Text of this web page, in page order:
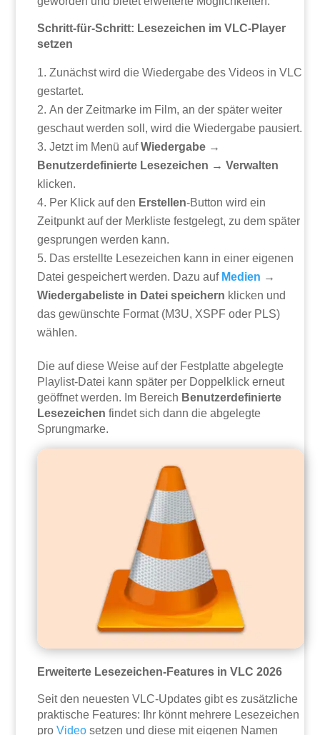
Schritt-für-Schritt: Lesezeichen im VLC-Player
setzen
Zunächst wird die Wiedergabe des Videos in VLC
gestartet.
An der Zeitmarke im Film, an der später weiter
geschaut werden soll, wird die Wiedergabe pausiert.
Jetzt im Menü aufWiedergabe →
Benutzerdefinierte Lesezeichen → Verwalten
klicken.
Per Klick auf den Erstellen-Button wird ein
Zeitpunkt auf der Merkliste festgelegt, zu dem später
gesprungen werden kann.
Das erstellte Lesezeichen kann in einer eigenen
Datei gespeichert werden. Dazu auf Medien →
Wiedergabeliste in Datei speichern klicken und
das gewünschte Format (M3U, XSPF oder PLS)
wählen.
Die auf diese Weise auf der Festplatte abgelegte
Playlist-Datei kann später per Doppelklick erneut
geöffnet werden. Im Bereich Benutzerdefinierte
Lesezeichen findet sich dann die abgelegte
Sprungmarke.
Erweiterte Lesezeichen-Features in VLC 2026
Seit den neuesten VLC-Updates gibt es zusätzliche
praktische Features: Ihr könnt mehrere Lesezeichen
proVideo setzen und diese mit eigenen Namen